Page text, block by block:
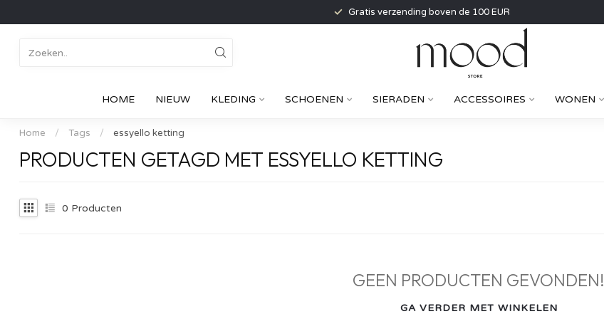
Gratis verzending boven de 100 EUR
HOME NIEUW KLEDING SCHOENEN SIERADEN ACCESSOIRES WONEN
Home / Tags / essyello ketting
PRODUCTEN GETAGD MET ESSYELLO KETTING
0 Producten
GEEN PRODUCTEN GEVONDEN!
GA VERDER MET WINKELEN